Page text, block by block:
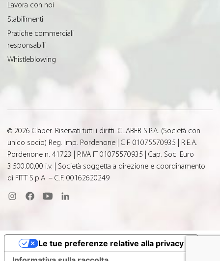
Lavora con noi
Stabilimenti
Pratiche commerciali
responsabili
Whistleblowing
© 2026 Claber. Riservati tutti i diritti. CLABER S.P.A. (Società con
unico socio) Reg. Imp. Pordenone | C.F. 01075570935 | R.E.A.
Pordenone n. 41723 | P.IVA IT 01075570935 | Cap. Soc. Euro
3.500.00,00 i.v. | Società soggetta a direzione e coordinamento
di FITT S.p.A. – C.F. 00162620249
Le tue preferenze relative alla privacy